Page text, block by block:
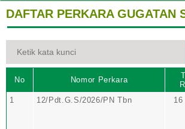
DAFTAR PERKARA GUGATAN
No Nomor Perkara
1 12/Pdt.G.S/2026/PN Tbn 16